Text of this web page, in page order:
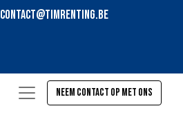
contact@timrenting.be
Neem contact op met ons